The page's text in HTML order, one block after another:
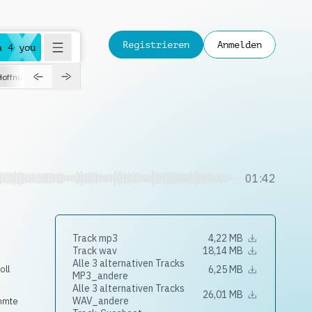
4 you
Dokumentation
Registrieren Anmelden
01:42
Track mp3
4,22 MB
Track wav
18,14 MB
Alle 3 alternativen Tracks
MP3_andere
6,25 MB
Alle 3 alternativen Tracks
WAV_andere
26,01 MB